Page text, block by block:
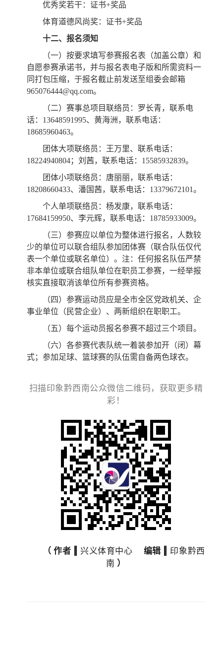
优秀奖若干：证书+奖品
体育道德风尚奖：证书+奖品
十二、报名须知
（一）按要求填写参赛报名表（加盖公章）和
自愿参赛承诺书，并与报名表电子版和所需资料一
同打包压缩，于报名截止前发送至组委会邮箱
965076444@qq.com。
（二）赛事总项目联络员：罗长青，联系电
话：13648591995、黄海洲，联系电话：
18685960463。
团体大项联络员：王万里、联系电话：
18224940804；刘茜，联系电话：15585932839。
团体小项联络员：唐丽丽，联系电话：
18208660433、潘国茜，联系电话：13379672101。
个人单项联络员：杨发康，联系电话：
17684159950、李元辉，联系电话：18785933009。
（三）参赛应以单位为整体进行报名，人数较
少的单位可以联合组队参加团体赛（联合队伍仅代
表一个单位或联名单位）。注：任何报名队伍严禁
非本单位或联合组队单位在职员工参赛，一经举报
核实直接取消该单位所有参赛资格。
（四）参赛运动员应是全市全区党政机关、企
事业单位（民营企业）、两新组织在职职工。
（五）每个运动员报名参赛不超过三个项目。
（六）各参赛代表队统一着装参加开（闭）幕
式；参加足球、篮球赛的队伍需自备两色球衣。
扫描印象黔西南公众微信二维码，获取更多精
彩！
（ 作者 ‖兴义体育中心 编辑 印象黔西
南 ）